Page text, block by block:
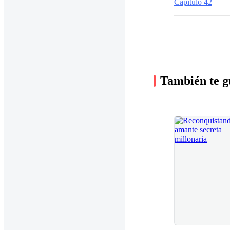
Capitulo 42
También te